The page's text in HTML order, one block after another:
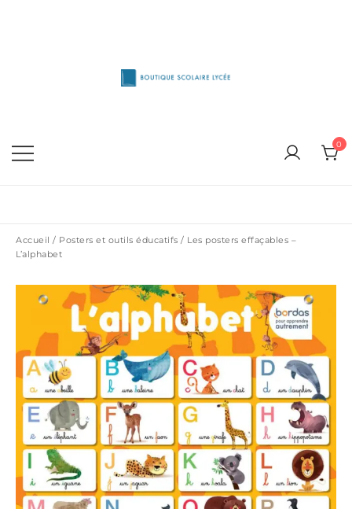
0
Accueil / Posters et outils éducatifs / Les posters effaçables –
L’alphabet